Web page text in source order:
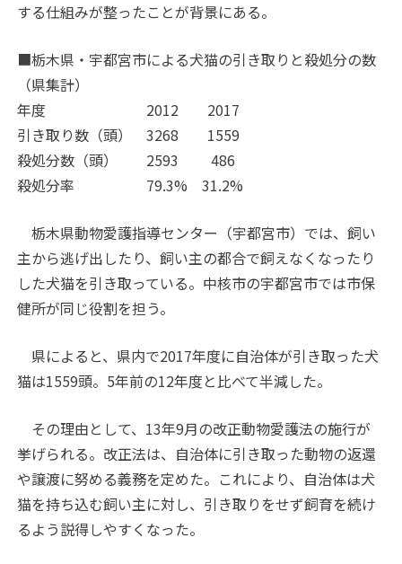
する仕組みが整ったことが背景にある。
■栃木県・宇都宮市による犬猫の引き取りと殺処分の数
（県集計）
年度 2012 2017
引き取り数（頭） 3268 1559
殺処分数（頭） 2593 486
殺処分率 79.3% 31.2%
栃木県動物愛護指導センター（宇都宮市）では、飼い
主から逃げ出したり、飼い主の都合で飼えなくなったり
した犬猫を引き取っている。中核市の宇都宮市では市保
健所が同じ役割を担う。
県によると、県内で2017年度に自治体が引き取った犬
猫は1559頭。5年前の12年度と比べて半減した。
その理由として、13年9月の改正動物愛護法の施行が
挙げられる。改正法は、自治体に引き取った動物の返還
や譲渡に努める義務を定めた。これにより、自治体は犬
猫を持ち込む飼い主に対し、引き取りをせず飼育を続け
るよう説得しやすくなった。